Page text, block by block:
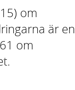
om
är en
om